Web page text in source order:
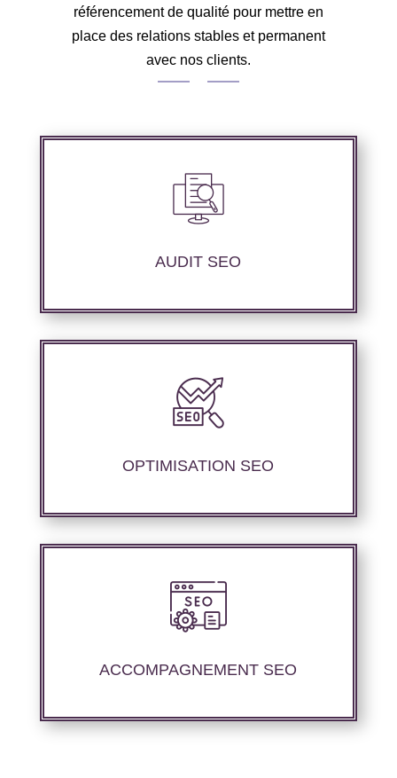
référencement de qualité pour mettre en
place des relations stables et permanent
avec nos clients.
AUDIT SEO
Nous réalisons un audit de votre site web à
travers les mots clés pertinents, les principaux
OPTIMISATION SEO
Nous offrons des services d’optimisation
technique de site web, d’ajustement de
performances de référencement.
ACCOMPAGNEMENT SEO
Nous proposons un suivi et un rapport de
positionnement pour vous permettre d’étudier